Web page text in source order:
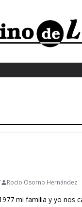
Rocío Osorno Hernández
mi familia y yo nos